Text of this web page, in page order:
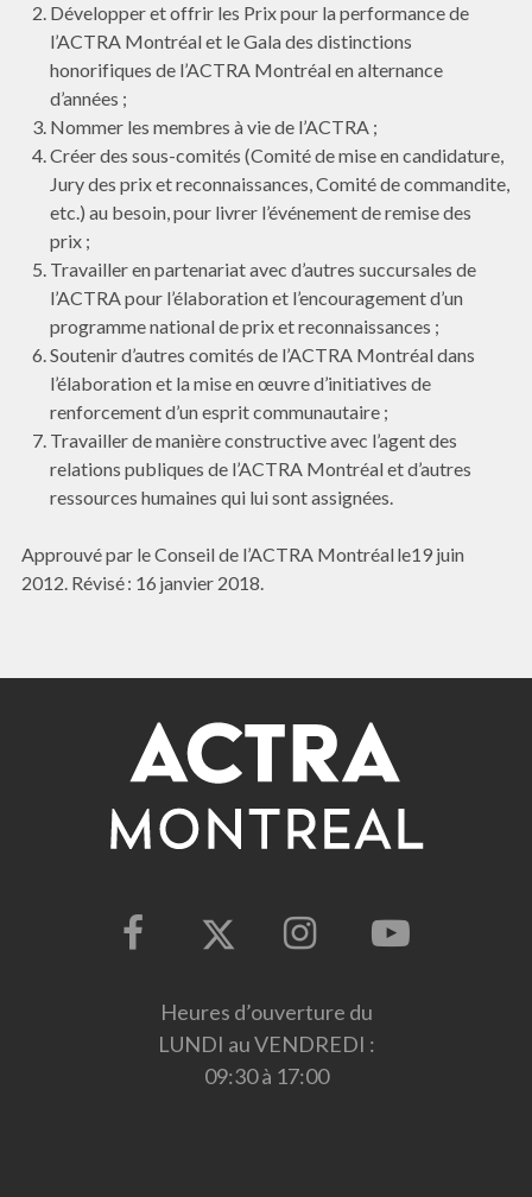
Développer et offrir les Prix pour la performance de
l’ACTRA Montréal et le Gala des distinctions
honorifiques de l’ACTRA Montréal en alternance
d’années ;
Nommer les membres à vie de l’ACTRA ;
Créer des sous-comités (Comité de mise en candidature,
Jury des prix et reconnaissances, Comité de commandite,
etc.) au besoin, pour livrer l’événement de remise des
prix ;
Travailler en partenariat avec d’autres succursales de
l’ACTRA pour l’élaboration et l’encouragement d’un
programme national de prix et reconnaissances ;
Soutenir d’autres comités de l’ACTRA Montréal dans
l’élaboration et la mise en œuvre d’initiatives de
renforcement d’un esprit communautaire ;
Travailler de manière constructive avec l’agent des
relations publiques de l’ACTRA Montréal et d’autres
ressources humaines qui lui sont assignées.
Approuvé par le Conseil de l’ACTRA Montréal le19 juin
2012. Révisé : 16 janvier 2018.
Heures d’ouverture du
LUNDI au VENDREDI :
09:30 à 17:00